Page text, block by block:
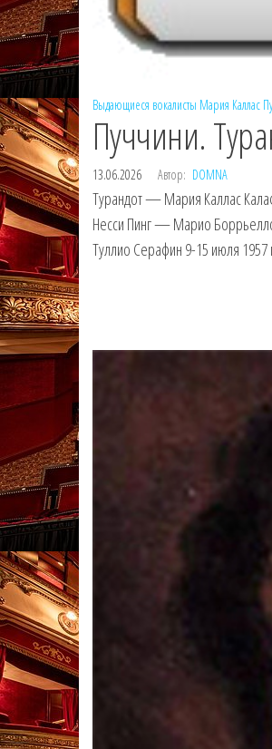
Выдающиеся вокалисты Мария Каллас
Пуччини.
13.06.2026 Автор: DOMNA
Турандот — Мария Каллас
Несси Пинг — Марио
Туллио Серафин 9-15 июля